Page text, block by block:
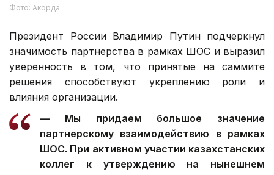
Фото: Акорда
Президент России Владимир Путин подчеркнул
значимость партнерства в рамках ШОС и выразил
уверенность в том, что принятые на саммите
решения способствуют укреплению роли и
влияния организации.
— Мы придаем большое значение
партнерскому взаимодействию в рамках
ШОС. При активном участии казахстанских
коллег к утверждению на нынешнем